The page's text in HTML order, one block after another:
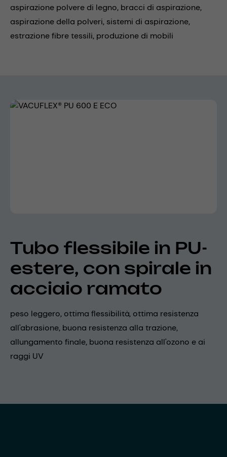
aspirazione polvere di legno, bracci di aspirazione,
aspirazione della polveri, sistemi di aspirazione,
estrazione fibre tessili, produzione di mobili
Skip image gallery
Tubo flessibile in PU-
estere, con spirale in
acciaio ramato
peso leggero, ottima flessibilità, ottima resistenza
all'abrasione, buona resistenza alla trazione,
allungamento finale, buona resistenza all'ozono e ai
raggi UV